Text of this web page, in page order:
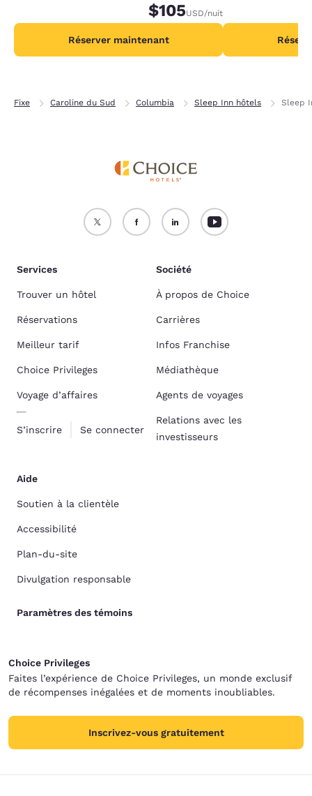
$105USD/nuit
Réserver maintenant
par nuit.
Fixe Caroline du Sud Columbia Sleep Inn hôtels Sleep
Services
Trouver un hôtel
Réservations
Meilleur tarif
Choice Privileges
Voyage d’affaires
S’inscrire Se connecter
Société
À propos de Choice
Carrières
Infos Franchise
Médiathèque
Agents de voyages
Relations avec les
investisseurs
Aide
Soutien à la clientèle
Accessibilité
Plan-du-site
Divulgation responsable
Paramètres des témoins
Choice Privileges
Faites l’expérience de Choice Privileges, un monde exclusif
de récompenses inégalées et de moments inoubliables.
Inscrivez-vous gratuitement